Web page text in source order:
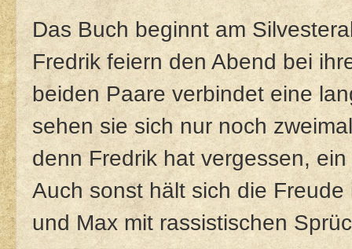
Das Buch beginnt am
Fredrik feiern den Abend bei
beiden Paare verbindet eine
sehen sie sich nur noch
denn Fredrik hat vergessen,
Auch sonst hält sich die
und Max mit rassistischen